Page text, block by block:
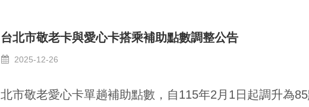
台北市敬老卡與愛心卡搭乘補助點數調整公告
2025-12-26
北市敬老愛心卡單趟補助點數，自115年2月1日起調升為